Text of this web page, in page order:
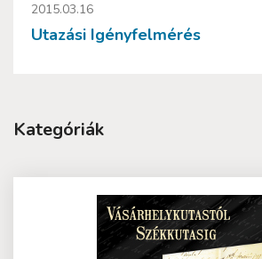
2015.03.16
Utazási Igényfelmérés
Kategóriák